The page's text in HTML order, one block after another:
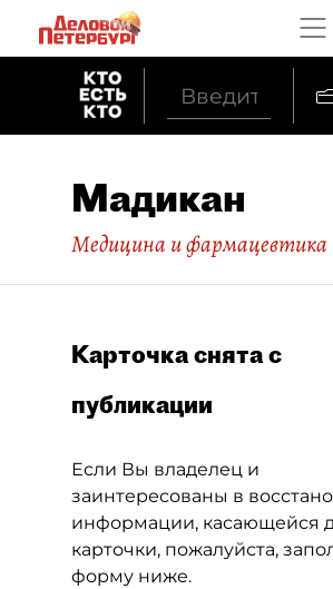
Мадикан
Медицина и фармацевтика
Карточка снята с
публикации
Если Вы владелец и
заинтересованы в
информации, касающейся
карточки, пожалуйста,
форму ниже.